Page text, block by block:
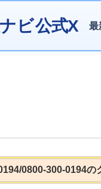
ビ 公式X 最
0800-300-0194の